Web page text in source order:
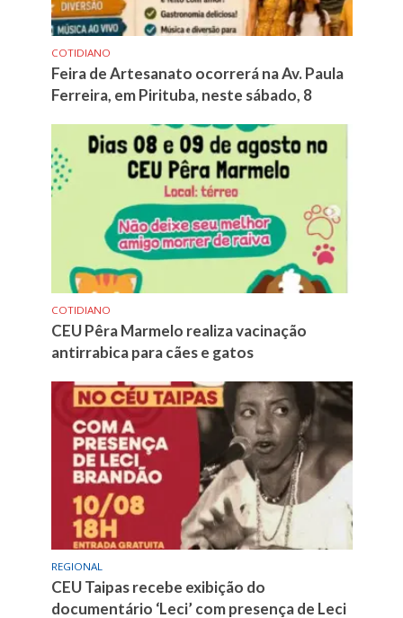
COTIDIANO
Feira de Artesanato ocorrerá na Av. Paula
Ferreira, em Pirituba, neste sábado, 8
COTIDIANO
CEU Pêra Marmelo realiza vacinação
antirrabica para cães e gatos
REGIONAL
CEU Taipas recebe exibição do
documentário ‘Leci’ com presença de Leci